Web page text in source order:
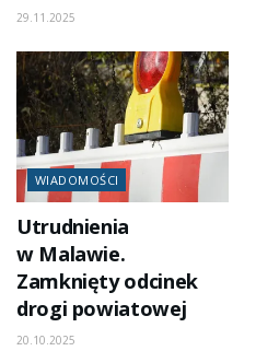
29.11.2025
WIADOMOŚCI
Utrudnienia
w Malawie.
Zamknięty odcinek
drogi powiatowej
20.10.2025